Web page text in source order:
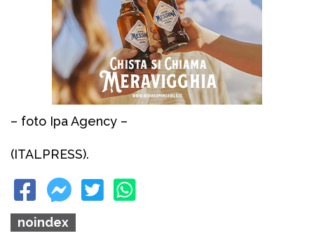
– foto Ipa Agency –
(ITALPRESS).
noindex